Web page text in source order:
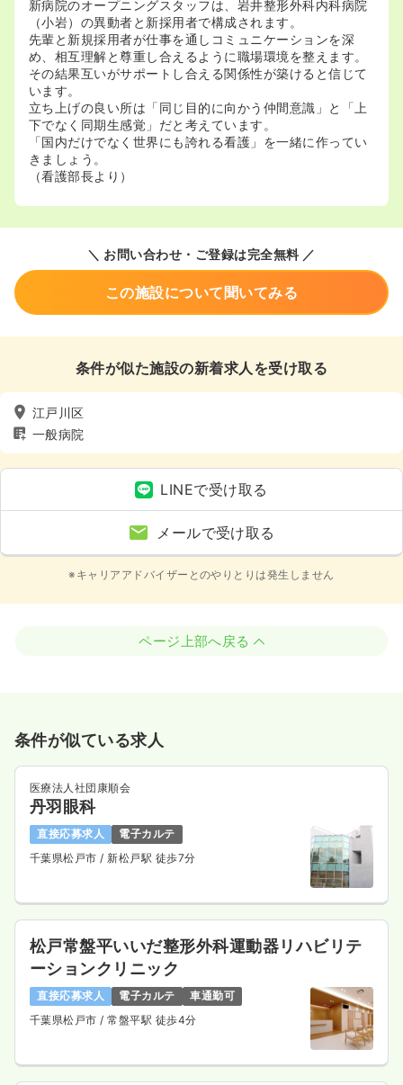
新病院のオープニングスタッフは、岩井整形外科内科病院
（小岩）の異動者と新採用者で構成されます。
先輩と新規採用者が仕事を通しコミュニケーションを深
め、相互理解と尊重し合えるように職場環境を整えます。
その結果互いがサポートし合える関係性が築けると信じて
います。
立ち上げの良い所は「同じ目的に向かう仲間意識」と「上
下でなく同期生感覚」だと考えています。
「国内だけでなく世界にも誇れる看護」を一緒に作ってい
きましょう。
（看護部長より）
＼ お問い合わせ・ご登録は完全無料 ／
この施設について聞いてみる
条件が似た施設の新着求人を受け取る
江戸川区
一般病院
LINEで受け取る
メールで受け取る
※キャリアアドバイザーとのやりとりは発生しません
ページ上部へ戻る
条件が似ている求人
医療法人社団康順会
丹羽眼科
直接応募求人
電子カルテ
千葉県松戸市 / 新松戸駅 徒歩7分
松戸常盤平いいだ整形外科運動器リハビリテ
ーションクリニック
直接応募求人 電子カルテ
車通勤可
千葉県松戸市 / 常盤平駅 徒歩4分